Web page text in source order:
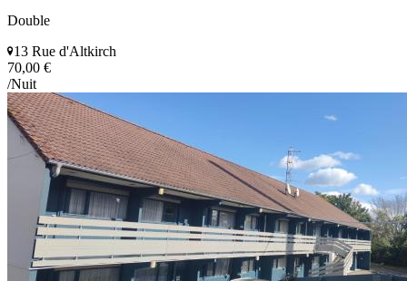
Double
13 Rue d'Altkirch
70,00 €
/Nuit